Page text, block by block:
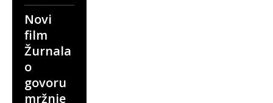
Novi
film
Žurnala
o
govoru
mržnje